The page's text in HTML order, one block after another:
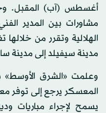
أغسطس (آب) المقبل.
مشاورات بين المدير
الهلالية وتقرر من
مدينة سيفيلد إلى مدينة
وعلمت «الشرق الأوسط»
المعسكر يرجع إلى توفر
يسمح لإجراء مباريات